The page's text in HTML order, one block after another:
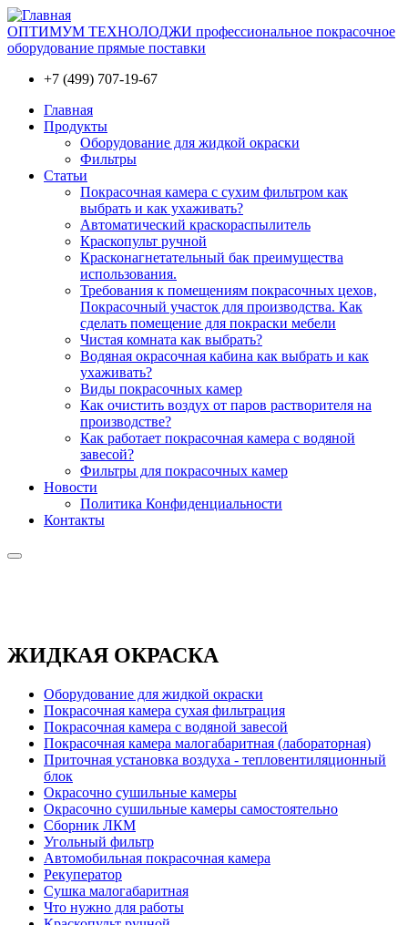
ОПТИМУМ ТЕХНОЛОДЖИ профессиональное покрасочное
оборудование прямые поставки
+7 (499) 707-19-67
Главная
Продукты
Оборудование для жидкой окраски
Фильтры
Статьи
Покрасочная камера с сухим фильтром как
выбрать и как ухаживать?
Автоматический краскораспылитель
Краскопульт ручной
Красконагнетательный бак преимущества
использования.
Требования к помещениям покрасочных цехов,
Покрасочный участок для производства. Как
сделать помещение для покраски мебели
Чистая комната как выбрать?
Водяная окрасочная кабина как выбрать и как
ухаживать?
Виды покрасочных камер
Как очистить воздух от паров растворителя на
производстве?
Как работает покрасочная камера с водяной
завесой?
Фильтры для покрасочных камер
Новости
Политика Конфиденциальности
Контакты
ЖИДКАЯ ОКРАСКА
Оборудование для жидкой окраски
Покрасочная камера сухая фильтрация
Покрасочная камера с водяной завесой
Покрасочная камера малогабаритная (лабораторная)
Приточная установка воздуха - тепловентиляционный
блок
Окрасочно сушильные камеры
Окрасочно сушильные камеры самостоятельно
Сборник ЛКМ
Угольный фильтр
Автомобильная покрасочная камера
Рекуператор
Сушка малогабаритная
Что нужно для работы